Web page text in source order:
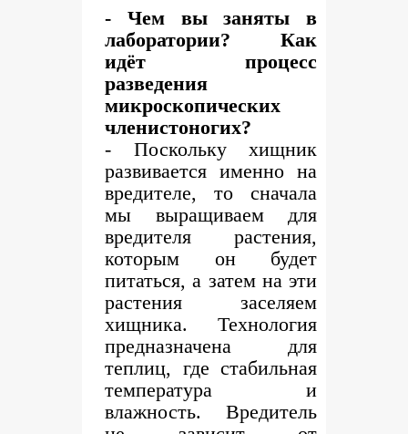
- Чем вы заняты в
лаборатории? Как
идёт процесс
разведения
микроскопических
членистоногих?
- Поскольку хищник
развивается именно на
вредителе, то сначала
мы выращиваем для
вредителя растения,
которым он будет
питаться, а затем на эти
растения заселяем
хищника. Технология
предназначена для
теплиц, где стабильная
температура и
влажность. Вредитель